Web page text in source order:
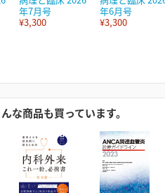
年7月号
¥3,300
年6月号
¥3,300
な商品も買っています。